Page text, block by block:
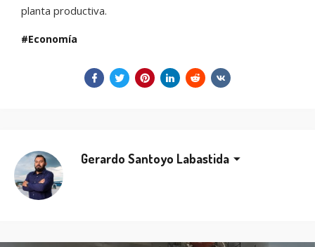
planta productiva.
Economía
Gerardo Santoyo Labastida